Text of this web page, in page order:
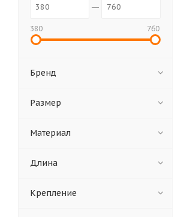
380 760
Бренд
Размер
Материал
Длина
Крепление